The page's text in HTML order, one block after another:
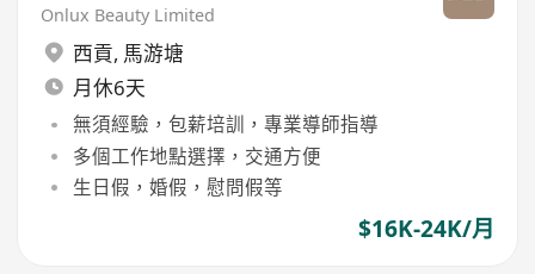
Onlux Beauty Limited
西貢, 馬游塘
月休6天
無須經驗，包薪培訓，專業導師指導
多個工作地點選擇，交通方便
生日假，婚假，慰問假等
$16K-24K/月